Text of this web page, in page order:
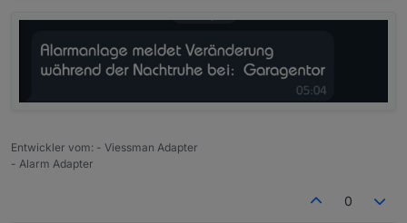
Entwickler vom: - Viessman Adapter
- Alarm Adapter
0